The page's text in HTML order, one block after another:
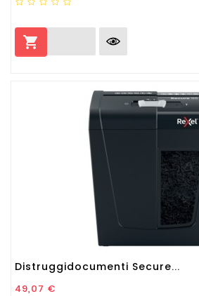

Distruggidocumenti Secure...
Prezzo
49,07 €